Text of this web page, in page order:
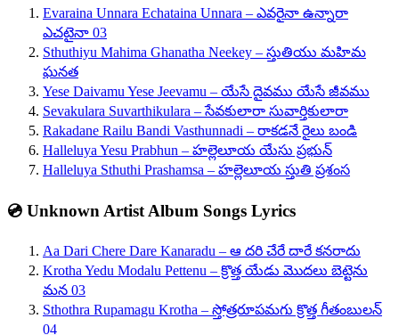
Evaraina Unnara Echataina Unnara – ఎవరైనా ఉన్నారా
ఎచటైనా 03
Sthuthiyu Mahima Ghanatha Neekey – స్తుతియు మహిమ
ఘనత
Yese Daivamu Yese Jeevamu – యేసే దైవము యేసే జీవము
Sevakulara Suvarthikulara – సేవకులారా సువార్తికులారా
Rakadane Railu Bandi Vasthunnadi – రాకడనే రైలు బండి
Halleluya Yesu Prabhun – హల్లెలూయ యేసు ప్రభున్
Halleluya Sthuthi Prashamsa – హల్లెలూయ స్తుతి ప్రశంస
💿 Unknown Artist Album Songs Lyrics
Aa Dari Chere Dare Kanaradu – ఆ దరి చేరే దారే కనరాదు
Krotha Yedu Modalu Pettenu – క్రొత్త యేడు మొదలు బెట్టెను
మన 03
Sthothra Rupamagu Krotha – స్తోత్రరూపమగు క్రొత్త గీతంబులన్
04